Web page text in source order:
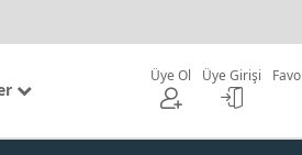
Üye Ol Üye Girişi